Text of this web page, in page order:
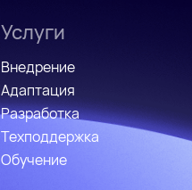
Услуги
Внедрение
Адаптация
Разработка
Техподдержка
Обучение